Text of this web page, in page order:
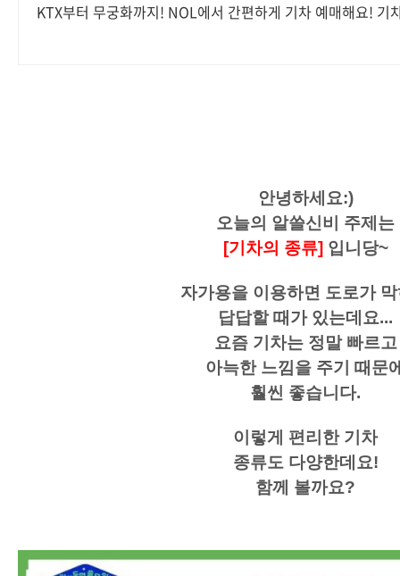
KTX부터 무궁화까지! NOL에서 간편하게 기차 예매해요! 기
안녕하세요:)
오늘의 알쓸신비 주제는
[기차의 종류] 입니당~
자가용을 이용하면 도로가
답답할 때가 있는데요...
요즘 기차는 정말 빠르고
아늑한 느낌을 주기 때문
훨씬 좋습니다.
이렇게 편리한 기차
종류도 다양한데요!
함께 볼까요?